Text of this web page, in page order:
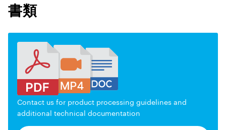
書類
Contact us for product processing guidelines and
additional technical documentation